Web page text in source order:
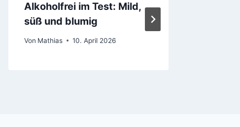
Alkoholfrei im Test: Mild,
süß und blumig
Von Mathias 10. April 2026